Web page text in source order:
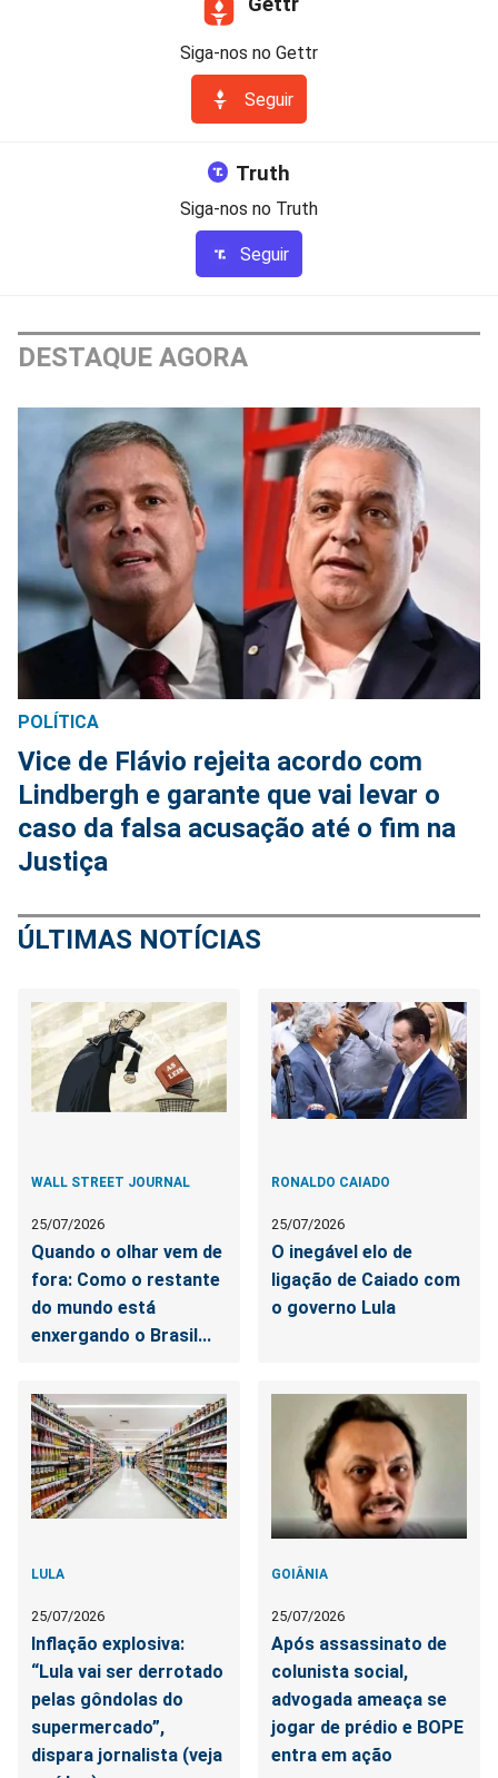
Siga-nos no Gettr
Seguir
Truth
Siga-nos no Truth
Seguir
DESTAQUE AGORA
POLÍTICA
Vice de Flávio rejeita acordo com
Lindbergh e garante que vai levar o
caso da falsa acusação até o fim na
Justiça
ÚLTIMAS NOTÍCIAS
WALL STREET JOURNAL
25/07/2026
Quando o olhar vem de
fora: Como o restante
do mundo está
enxergando o Brasil...
RONALDO CAIADO
25/07/2026
O inegável elo de
ligação de Caiado com
o governo Lula
LULA
25/07/2026
Inflação explosiva:
“Lula vai ser derrotado
pelas gôndolas do
supermercado”,
dispara jornalista (veja
GOIÂNIA
25/07/2026
Após assassinato de
colunista social,
advogada ameaça se
jogar de prédio e BOPE
entra em ação